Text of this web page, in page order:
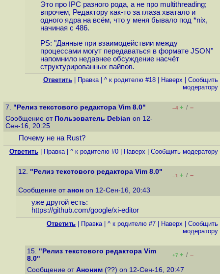
Это про IPC разного рода, а не про multithreading;
впрочем, Редактору как-то за глаза хватало и
одного ядра на всём, что у меня бывало под *nix,
начиная с 486.
PS: "Данные при взаимодействии между
процессами могут передаваться в формате JSON"
напомнило недавнее обсуждение насчёт
структурированных пайпов.
Ответить Правка| ^ к родителю #18 Наверх
Cообщить
модератору
7. "Релиз текстового редактора Vim 8.0" –4 + / –
Сообщение от Пользователь Debian on 12-
Сен-16, 20:25
Почему не на Rust?
Ответить Правка| ^ к родителю #0 Наверх Cообщить модератору
12. "Релиз текстового редактора Vim 8.0"
–1 + / –
Сообщение от анон on 12-Сен-16, 20:43
уже другой есть:
https://github.com/google/xi-editor
Ответить Правка| ^ к родителю #7 Наверх
Cообщить
модератору
15. "Релиз текстового редактора Vim
8.0"
+7 + / –
Сообщение от Аноним (??) on 12-Сен-16, 20:47